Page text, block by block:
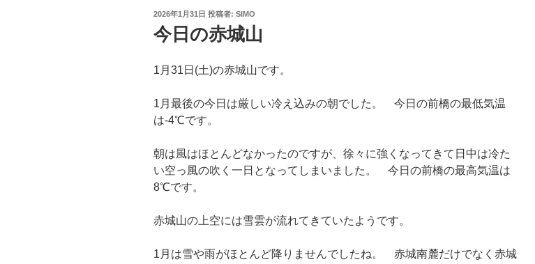
投
日:
2026年1月31日 投稿者: SIMO
今日の赤城山
1月31日(土)の赤城山です。
1月最後の今日は厳しい冷え込みの朝でした。 今日の前橋の最低気温
は-4℃です。
朝は風はほとんどなかったのですが、徐々に強くなってきて日中は冷た
い空っ風の吹く一日となってしまいました。 今日の前橋の最高気温は
8℃です。
赤城山の上空には雪雲が流れてきていたようです。
1月は雪や雨がほとんど降りませんでしたね。 赤城南麓だけでなく赤城